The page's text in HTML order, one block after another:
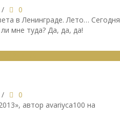
/
0
в Ленинграде. Лето… Сегодня
мне туда? Да, да, да!
/
0
автор avariyca100 на